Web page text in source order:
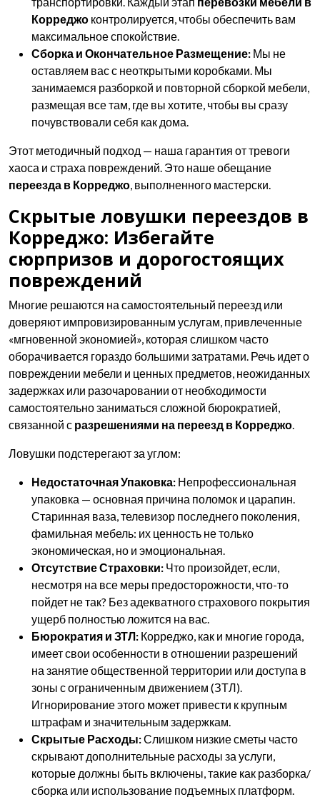
Корреджо контролируется, чтобы обеспечить вам
максимальное спокойствие.
Сборка и Окончательное Размещение: Мы не
оставляем вас с неоткрытыми коробками. Мы
занимаемся разборкой и повторной сборкой мебели,
размещая все там, где вы хотите, чтобы вы сразу
почувствовали себя как дома.
Этот методичный подход — наша гарантия от тревоги
хаоса и страха повреждений. Это наше обещание
переезда в Корреджо, выполненного мастерски.
Скрытые ловушки переездов в
Корреджо: Избегайте
сюрпризов и дорогостоящих
повреждений
Многие решаются на самостоятельный переезд или
доверяют импровизированным услугам, привлеченные
«мгновенной экономией», которая слишком часто
оборачивается гораздо большими затратами. Речь идет о
повреждении мебели и ценных предметов, неожиданных
задержках или разочаровании от необходимости
самостоятельно заниматься сложной бюрократией,
связанной с разрешениями на переезд в Корреджо.
Ловушки подстерегают за углом:
Недостаточная Упаковка: Непрофессиональная
упаковка — основная причина поломок и царапин.
Старинная ваза, телевизор последнего поколения,
фамильная мебель: их ценность не только
экономическая, но и эмоциональная.
Отсутствие Страховки: Что произойдет, если,
несмотря на все меры предосторожности, что-то
пойдет не так? Без адекватного страхового покрытия
ущерб полностью ложится на вас.
Бюрократия и ЗТЛ: Корреджо, как и многие города,
имеет свои особенности в отношении разрешений
на занятие общественной территории или доступа в
зоны с ограниченным движением (ЗТЛ).
Игнорирование этого может привести к крупным
штрафам и значительным задержкам.
Скрытые Расходы:Слишком низкие сметы часто
скрывают дополнительные расходы за услуги,
которые должны быть включены, такие как разборка/
сборка или использование подъемных платформ.